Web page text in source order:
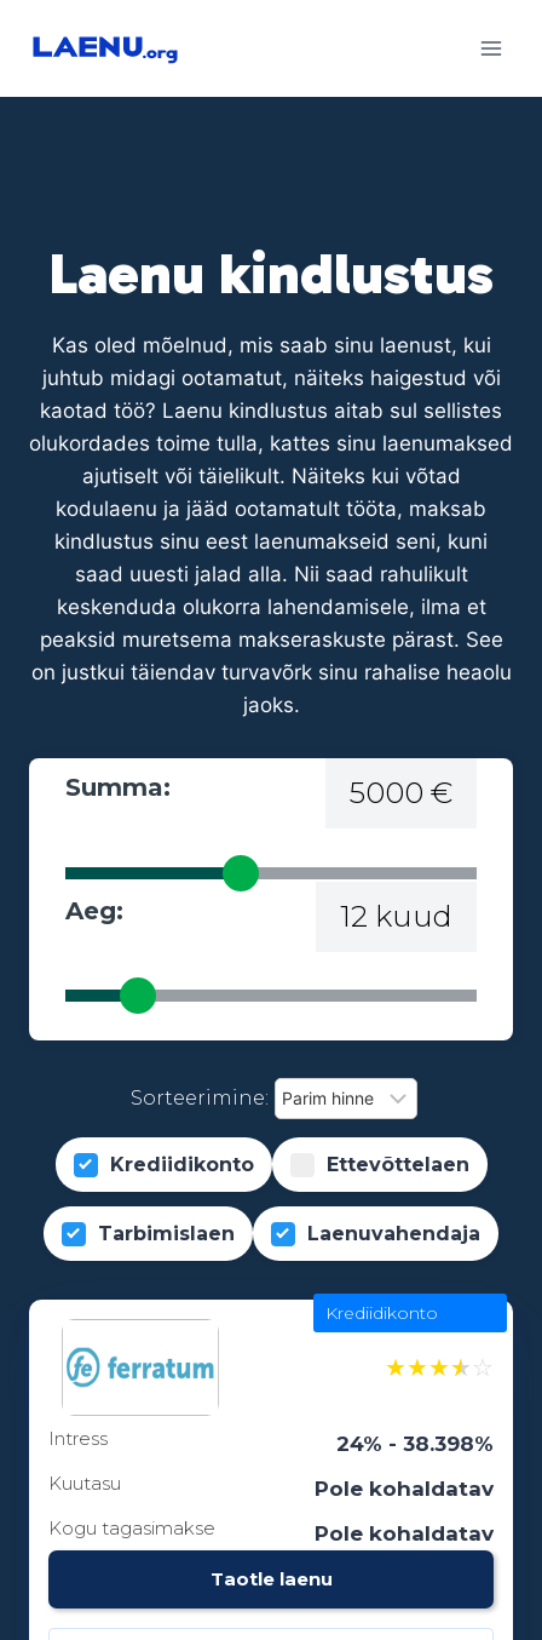
Laenu kindlustus
Kas oled mõelnud, mis saab sinu laenust, kui
juhtub midagi ootamatut, näiteks haigestud või
kaotad töö? Laenu kindlustus aitab sul sellistes
olukordades toime tulla, kattes sinu laenumaksed
ajutiselt või täielikult. Näiteks kui võtad
kodulaenu ja jääd ootamatult tööta, maksab
kindlustus sinu eest laenumakseid seni, kuni
saad uuesti jalad alla. Nii saad rahulikult
keskenduda olukorra lahendamisele, ilma et
peaksid muretsema makseraskuste pärast. See
on justkui täiendav turvavõrk sinu rahalise heaolu
jaoks.
Summa: 5000 €
Aeg: 12 kuud
Sorteerimine:
Krediidikonto Ettevõttelaen
Tarbimislaen Laenuvahendaja
★★★★☆
Intress 24% - 38.398%
Kuutasu Pole kohaldatav
Kogu tagasimakse Pole kohaldatav
Taotle laenu
Krediidikonto